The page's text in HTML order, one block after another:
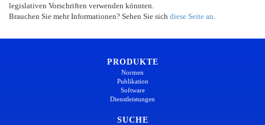
legislativen Vorschriften verwenden könnten.
Brauchen Sie mehr Informationen? Sehen Sie sich diese Seite an
PRODUKTE
Normen
Publikation
Software
Dienstleistungen
SUCHE